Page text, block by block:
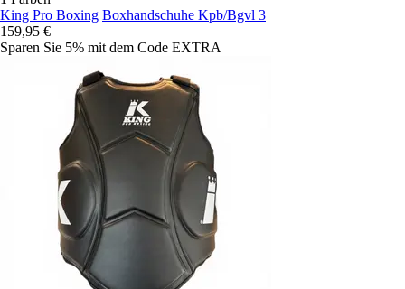
King Pro Boxing Boxhandschuhe Kpb/Bgvl 3
159,95 €
Sparen Sie 5% mit dem Code EXTRA